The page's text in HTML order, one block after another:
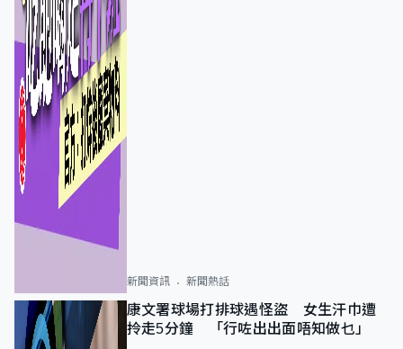
新聞資訊 新聞熱話
康文署球場打排球遇怪盜 女生汗巾遭
拎走5分鐘 「行咗出出面唔知做乜」